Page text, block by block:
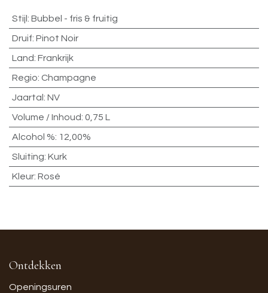
Stijl : Bubbel - fris & fruitig
Druif: Pinot Noir
Land: Frankrijk
Regio: Champagne
Jaartal : NV
Volume / Inhoud: 0,75 L
Alcohol %: 12,00%
Sluiting: Kurk
Kleur: Rosé
Ontdekken
Openingsuren